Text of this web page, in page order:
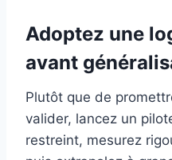
Adoptez une
avant
Plutôt que de
valider, lancez un
restreint, mesurez